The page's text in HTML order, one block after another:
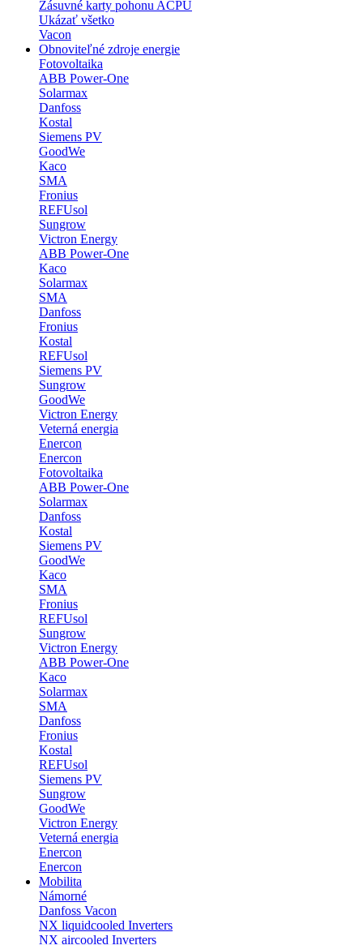
Zásuvné karty pohonu ACPU
Ukázať všetko
Vacon
Obnoviteľné zdroje energie
Fotovoltaika
ABB Power-One
Solarmax
Danfoss
Kostal
Siemens PV
GoodWe
Kaco
SMA
Fronius
REFUsol
Sungrow
Victron Energy
ABB Power-One
Kaco
Solarmax
SMA
Danfoss
Fronius
Kostal
REFUsol
Siemens PV
Sungrow
GoodWe
Victron Energy
Veterná energia
Enercon
Enercon
Fotovoltaika
ABB Power-One
Solarmax
Danfoss
Kostal
Siemens PV
GoodWe
Kaco
SMA
Fronius
REFUsol
Sungrow
Victron Energy
ABB Power-One
Kaco
Solarmax
SMA
Danfoss
Fronius
Kostal
REFUsol
Siemens PV
Sungrow
GoodWe
Victron Energy
Veterná energia
Enercon
Enercon
Mobilita
Námorné
Danfoss Vacon
NX liquidcooled Inverters
NX aircooled Inverters